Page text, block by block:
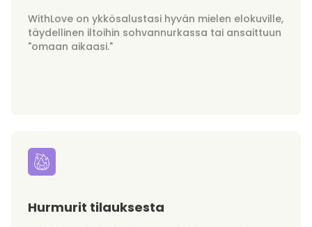
WithLove on ykkösalustasi hyvän mielen elokuville,
täydellinen iltoihin sohvannurkassa tai ansaittuun
"omaan aikaasi."
Hurmurit tilauksesta